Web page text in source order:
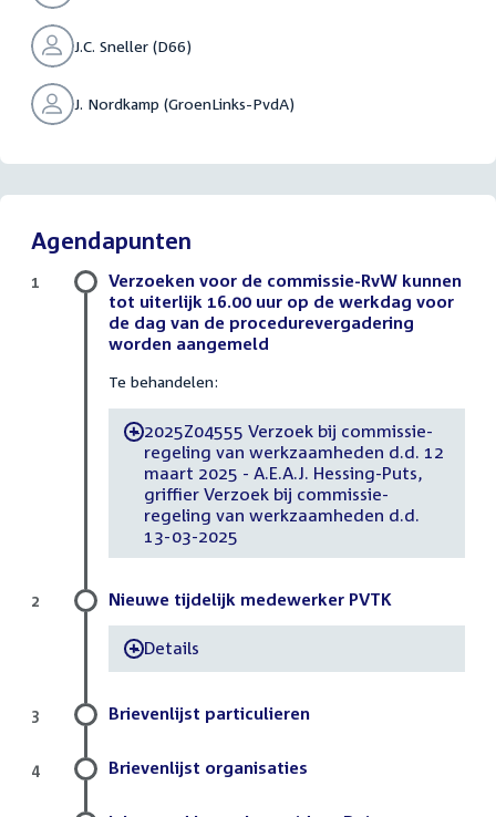
J.C. Sneller (D66)
J. Nordkamp (GroenLinks-PvdA)
Agendapunten
Verzoeken voor de commissie-RvW kunnen
tot uiterlijk 16.00 uur op de werkdag voor
de dag van de procedurevergadering
worden aangemeld
Te behandelen:
-2025Z04555 Verzoek bij commissie-
regeling van werkzaamheden d.d. 12
maart 2025 - A.E.A.J. Hessing-Puts,
griffier Verzoek bij commissie-
regeling van werkzaamheden d.d.
13-03-2025
1
Nieuwe tijdelijk medewerker PVTK
-Details
2
Brievenlijst particulieren
3
Brievenlijst organisaties
4